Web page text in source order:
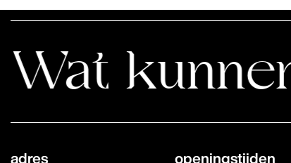
wij
adres openingstijden